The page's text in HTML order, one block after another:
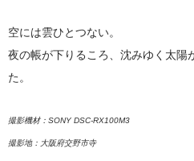
空には雲ひとつない。
夜の帳が下りるころ、沈みゆく太陽
た。
撮影機材：SONY DSC-RX100M3
撮影地：大阪府交野市寺